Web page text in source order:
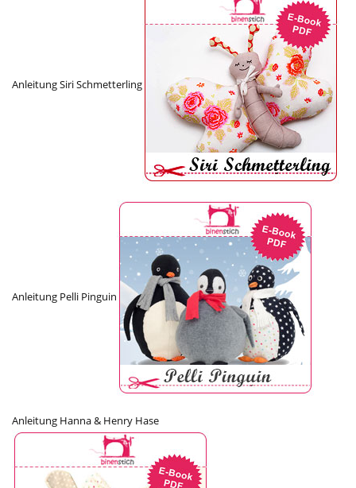
Anleitung Siri Schmetterling
Anleitung Pelli Pinguin
Anleitung Hanna & Henry Hase